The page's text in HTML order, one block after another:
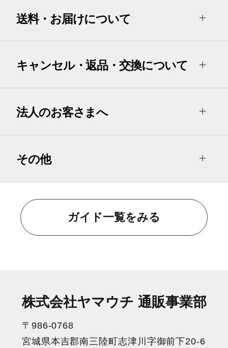
送料・お届けについて
キャンセル・返品・交換について
法人のお客さまへ
その他
ガイド一覧をみる
株式会社ヤマウチ 通販事業部
〒986-0768
宮城県本吉郡南三陸町志津川字御前下20-6